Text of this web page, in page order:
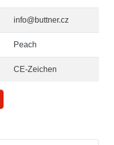
info@buttner.cz
Peach
CE-Zeichen